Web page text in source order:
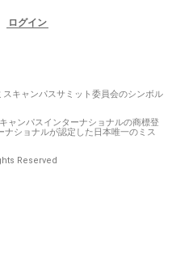
ログイン
キャンパスサミット委員会のシンボル
ャンパスインターナショナルの商標登
ショナルが認定した日本唯一のミス
Reserved